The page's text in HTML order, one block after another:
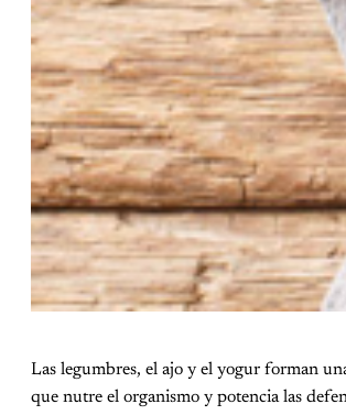
Las legumbres, el ajo y el yogur forman
que nutre el organismo y potencia las